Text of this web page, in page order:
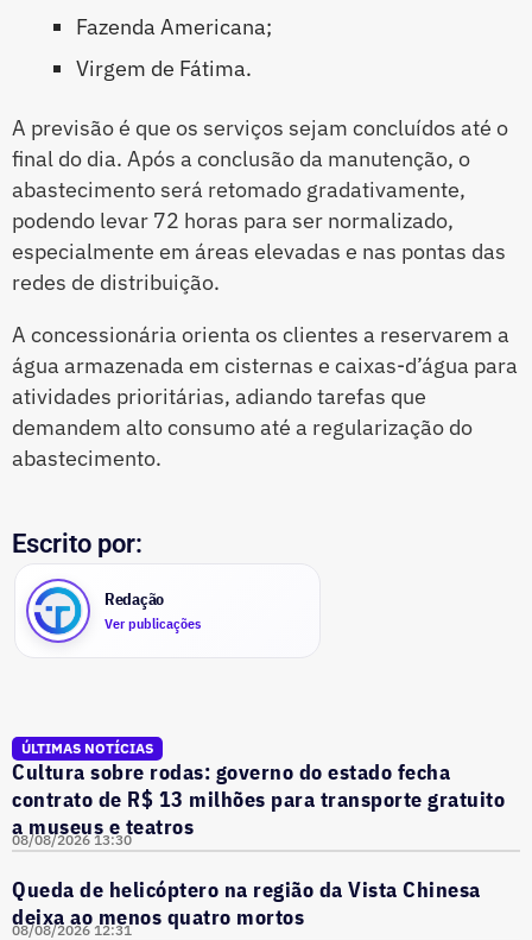
Fazenda Americana;
Virgem de Fátima.
A previsão é que os serviços sejam concluídos até o
final do dia. Após a conclusão da manutenção, o
abastecimento será retomado gradativamente,
podendo levar 72 horas para ser normalizado,
especialmente em áreas elevadas e nas pontas das
redes de distribuição.
A concessionária orienta os clientes a reservarem a
água armazenada em cisternas e caixas-d’água para
atividades prioritárias, adiando tarefas que
demandem alto consumo até a regularização do
abastecimento.
Escrito por:
Redação
Ver publicações
ÚLTIMAS NOTÍCIAS
Cultura sobre rodas: governo do estado fecha
contrato de R$ 13 milhões para transporte gratuito
a museus e teatros
08/08/2026 13:30
Queda de helicóptero na região da Vista Chinesa
deixa ao menos quatro mortos
08/08/2026 12:31